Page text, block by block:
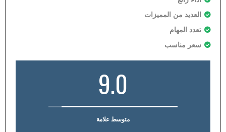
العديد من المميزات
تعدد المهام
سعر مناسب
9.0
متوسط علامة